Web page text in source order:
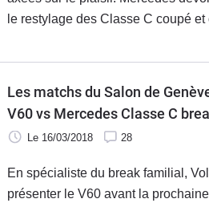
le restylage des Classe C coupé et
est calqué sur la première phase,
Les matchs du Salon de
V60 vs Mercedes Classe C
Le 16/03/2018 28
En spécialiste du break familial,
présenter le V60 avant la